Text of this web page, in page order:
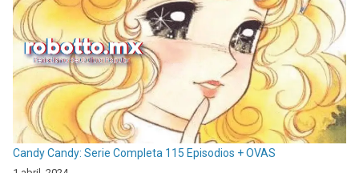
Candy Candy: Serie Completa 115 Episodios + OVAS